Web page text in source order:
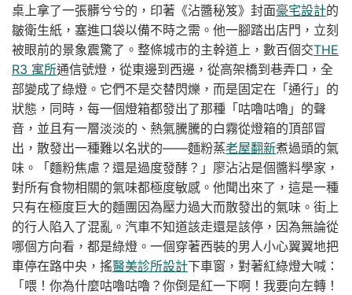
桌上拿了一張髒兮兮的，印著《沾醬秘笈》封面豪宅設計的
皺衛生紙，塞進口袋以備不時之需。他一腳踏出店門，立刻
被眼前的景象震驚了。整條城市的主幹道上，數百個交THE
R3 寓所通信號燈，從東邊到西邊，從高架橋到巷弄口，全
部變成了綠燈。它們不是交替閃爍，而是固定在「通行」的
狀態，同時，每一個燈箱都發出了那種「咕嚕咕嚕」的聲
音，並且有一層淡淡的、熱氣騰騰的白霧從燈箱的頂部冒
出，散發出一種難以名狀的——麵粉蒸老屋翻新煮過頭的氣
味。「麵粉焦慮？還是過度發酵？」廖沾沾是個醬料學家，
對所有食物相關的氣味都極度敏感。他聞出來了，這是一種
只有在極度巨大的麵團因為壓力過大而散發出的氣味。街上
的行人陷入了混亂。汽車不知道該走還是該停，因為無論從
哪個方向看，都是綠燈。一個穿著西裝的男人小心翼翼地把
車停在路中央，搖醫美診所設計下車窗，對著紅綠燈大喊：
「喂！你為什麼咕嚕咕嚕？你倒是紅一下啊！我要向左轉！